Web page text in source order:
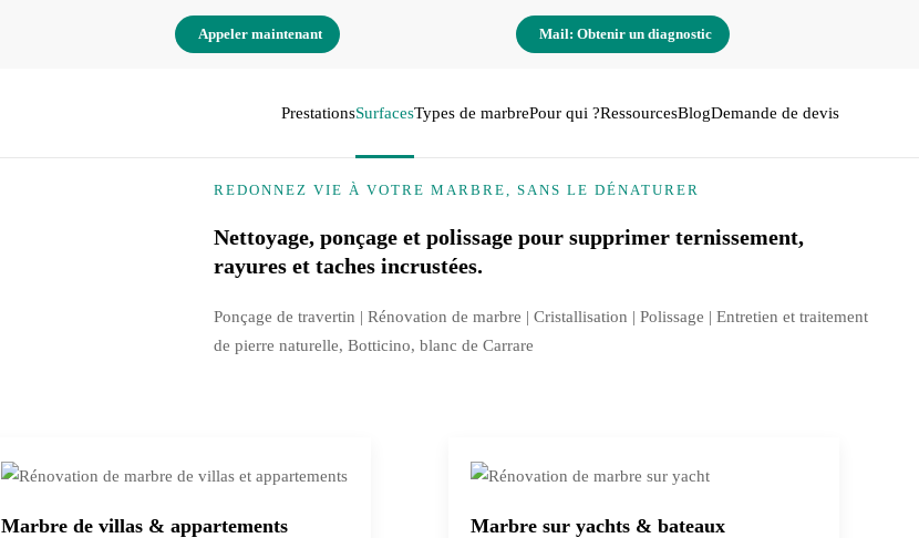
Appeler maintenant Mail: Obtenir un diagnostic
PrestationsSurfacesTypes de marbrePour qui ?RessourcesBlogDemande de devis
REDONNEZ VIE À VOTRE MARBRE, SANS LE DÉNATURER
Nettoyage, ponçage et polissage pour supprimer ternissement,
rayures et taches incrustées.
Ponçage de travertin | Rénovation de marbre | Cristallisation | Polissage | Entretien et traitement
de pierre naturelle, Botticino, blanc de Carrare
Marbre de villas & appartements Marbre sur yachts & bateaux